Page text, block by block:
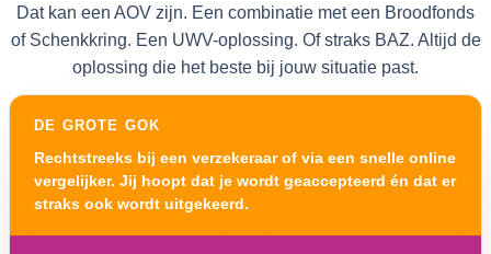
Dat kan een AOV zijn. Een combinatie met een Broodfonds
of Schenkkring. Een UWV-oplossing. Of straks BAZ. Altijd de
oplossing die het beste bij jouw situatie past.
DE GROTE GOK
Rechtstreeks bij een verzekeraar of via een snelle online
vergelijker. Jij hoopt dat je wordt geaccepteerd én dat er
straks ook wordt uitgekeerd.